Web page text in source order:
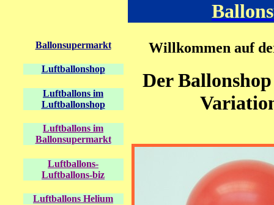
Ballonsupermarkt
Luftballonshop
Luftballons im
Luftballonshop
Luftballons im
Ballonsupermarkt
Luftballons-
Luftballons-biz
Luftballons Helium
Willkommen auf
Der